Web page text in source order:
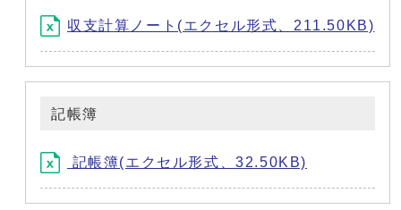
収支計算ノート(エクセル形式、211.50KB)
記帳簿
記帳簿(エクセル形式、32.50KB)